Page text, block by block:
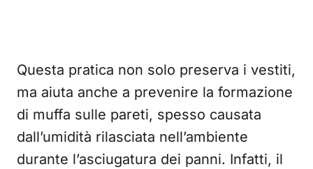
Questa pratica non solo preserva i vestiti,
ma aiuta anche a prevenire la formazione
di muffa sulle pareti, spesso causata
dall’umidità rilasciata nell’ambiente
durante l’asciugatura dei panni. Infatti, il